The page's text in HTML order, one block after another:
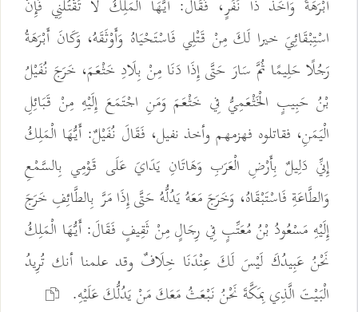
أَبْرَهَةُ وَأَخَذَ ذَا نَفَرٍ، فَقَالَ: أَيُّهَا الْمَلِكُ لَا تَقْتُلَنِي فَإِنَّ
اسْتِبْقَائِيَ خيرا لَكَ مِنْ قَتْلِي فَاسْتَحْيَاهُ وَأَوْثَقَهُ، وَكَانَ أَبْرَهَةُ
رَجُلًا حَلِيمًا ثُمَّ سَارَ حَتَّى إِذَا دَنَا مِنْ بِلَادِ خَثْعَمَ، خَرَجَ نُفَيْلُ
بْنُ حَبِيبٍ الْخَثْعَمِيُّ فِي خَثْعَمَ وَمَنِ اجْتَمَعَ إِلَيْهِ مِنْ قَبَائِلِ
الْيَمَنِ، فقاتلوه فهزمهم وأخذ نفيل، فَقَالَ نُفَيْلٌ: أَيُّهَا الْمَلِكُ
إِنِّي دَلِيلٌ بِأَرْضِ الْعَرَبِ وَهَاتَانِ يَدَايَ عَلَى قَوْمِي بِالسَّمْعِ
وَالطَّاعَةِ فَاسْتَبْقَاهُ، وَخَرَجَ مَعَهُ يَدُلُّهُ حَتَّى إِذَا مَرَّ بِالطَّائِفِ خَرَجَ
إِلَيْهِ مَسْعُودُ بْنُ مُعَتِّبٍ فِي رِجَالٍ مِنْ ثَقِيفٍ فَقَالَ: أَيُّهَا الْمَلِكُ
نَحْنُ عَبِيدُكَ لَيْسَ لَكَ عِنْدَنَا خِلَافٌ وقد علمنا أنك تُرِيدُ
الْبَيْتَ الَّذِي بِمَكَّةَ نَحْنُ نَبْعَثُ مَعَكَ مَنْ يَدُلُّكَ عَلَيْهِ.